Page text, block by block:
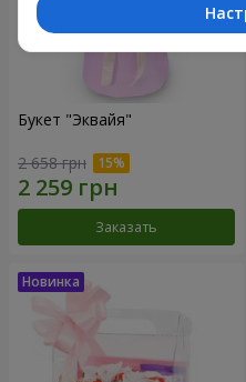
Букет "Эквайя"
2 658 грн
Заказать